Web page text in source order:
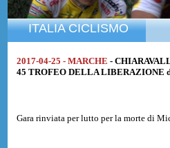
ITALIA CICLISMO
2017-04-25 - MARCHE -
45 TROFEO DELLA LIBERAZIONE
Gara rinviata per lutto per la morte di